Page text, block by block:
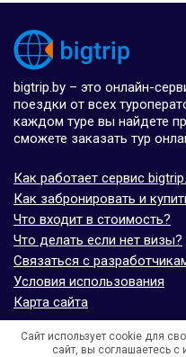
bigtrip.by – это онлайн-
поездки от всех
каждом туре вы найдете
сможете заказать тур
Как работает сервис
Как забронировать и
Что входит в стоимость?
Что делать если нет визы?
Связаться с
Условия использования
Карта сайта
© bigtrip.by,elijoviaje.es– 2014 -
- 5.0 на основе 7
Сайт использует cookie для
сайт, вы соглашаетесь с